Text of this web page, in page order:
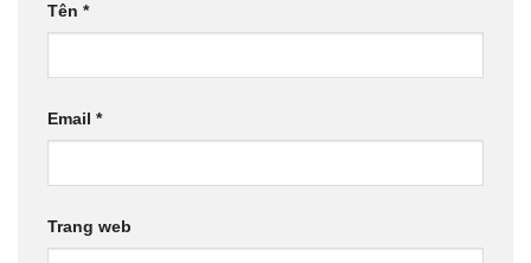
Tên *
Email *
Trang web